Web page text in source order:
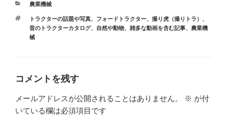
カ
ゴ
リ
ー
農業機械
タ
グ
トラクターの話題や写真、 フォードトラクター、 撮り虎（撮りトラ） 、
昔のトラクターカタログ、 自然や動物、雑多な動画を含む記事、
農業機
械
コメントを残す
メールアドレスが公開されることはありません。 ※ が付
いている欄は必須項目です